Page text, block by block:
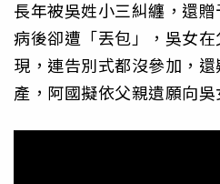
長年被吳姓小三糾纏，還
病後卻遭「丟包」，吳女
現，連告別式都沒參加，
產，阿國擬依父親遺願向吳